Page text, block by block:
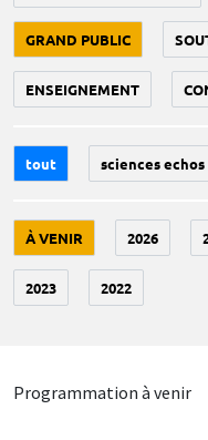
GRAND PUBLIC
ENSEIGNEMENT
tout sciences echos
À VENIR 2026
2023 2022
Programmation à venir